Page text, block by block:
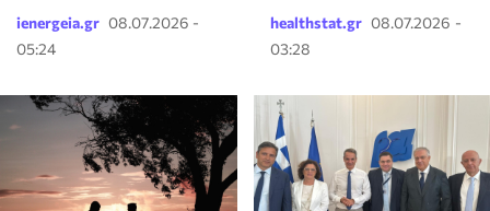
ienergeia.gr 08.07.2026 -
05:24
healthstat.gr 08.07.2026 -
03:28